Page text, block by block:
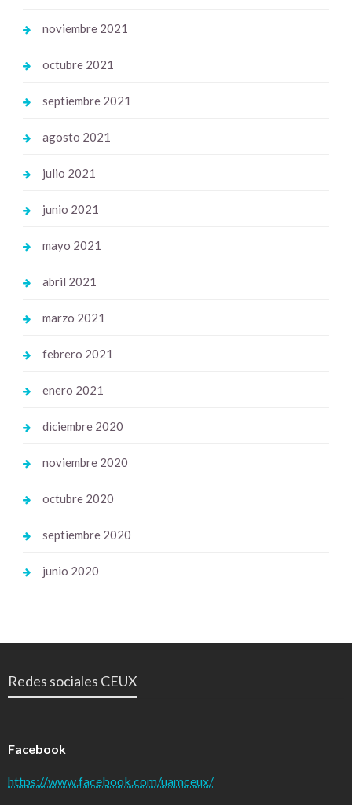
noviembre 2021
octubre 2021
septiembre 2021
agosto 2021
julio 2021
junio 2021
mayo 2021
abril 2021
marzo 2021
febrero 2021
enero 2021
diciembre 2020
noviembre 2020
octubre 2020
septiembre 2020
junio 2020
Redes sociales CEUX
Facebook
https://www.facebook.com/uamceux/